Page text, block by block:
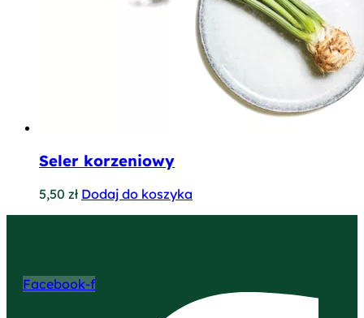
Seler korzeniowy
5,50 zł Dodaj do koszyka
Facebook-f